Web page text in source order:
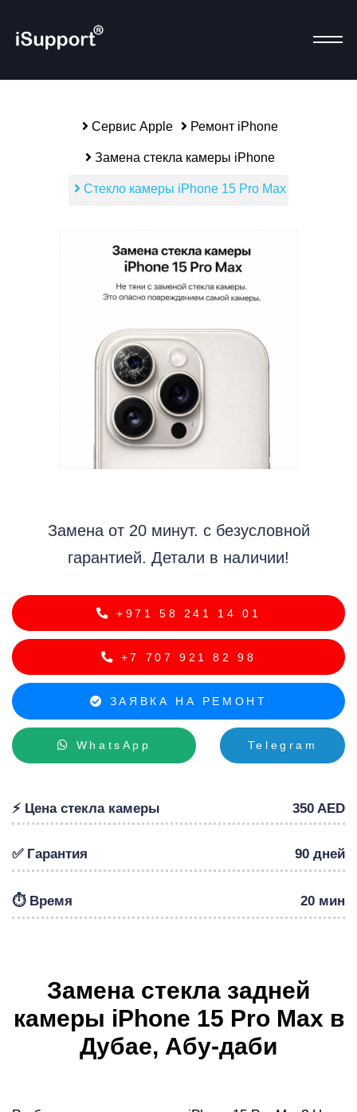
Сервис Apple Ремонт iPhone
Замена стекла камеры iPhone
Стекло камеры iPhone 15 Pro Max
Замена от 20 минут. с безусловной
гарантией. Детали в наличии!
+971 58 241 14 01
+7 707 921 82 98
ЗАЯВКА НА РЕМОНТ
WhatsApp Telegram
⚡️ Цена стекла камеры 350 AED
✅ Гарантия 90 дней
⏱️ Время 20 мин
Замена стекла задней
камеры iPhone 15 Pro Max в
Дубае, Абу-даби